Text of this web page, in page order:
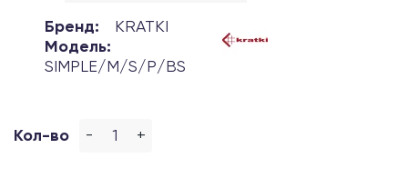
Бренд:
KRATKI
Модель:
SIMPLE/M/S/P/BS
Кол-во - +